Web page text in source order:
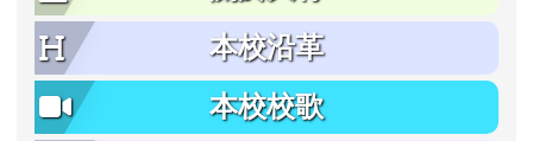
本校沿革
本校校歌